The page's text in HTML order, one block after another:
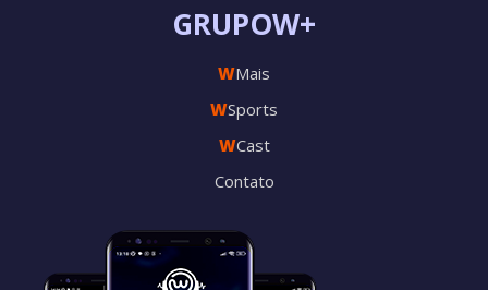
GRUPOW+
WMais
WSports
WCast
Contato